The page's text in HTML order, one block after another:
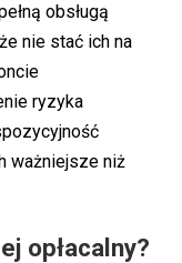
obsługą
nie stać ich na
ryzyka
ważniejsze niż
opłacalny?